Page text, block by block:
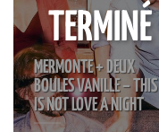
MERMONTE + DEUX
BOULES VANILLE – THIS
IS NOT LOVE A NIGHT
TERMINÉ